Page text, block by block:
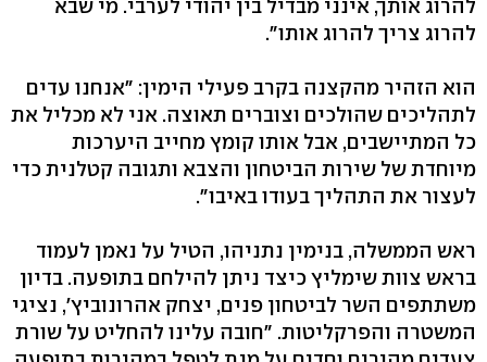
להרוג אותך, אינני מבדיל בין יהודי לערבי. מי שבא
להרוג צריך להרוג אותו".
הוא הזהיר מהקצנה בקרב פעילי הימין: "אנחנו עדים
לתהליכים שהולכים וצוברים תאוצה. אני לא מכליל את
כל המתיישבים, אבל אותו קומץ מחייב היערכות
מיוחדת של שירות הביטחון והצבא ותגובה קטלנית כדי
לעצור את התהליך בעודו באיבו".
ראש הממשלה, בנימין נתניהו, הטיל על נאמן לעמוד
בראש צוות שימליץ כיצד ניתן להילחם בתופעה. בדיון
משתתפים השר לביטחון פנים, יצחק אהרונוביץ', נציגי
המשטרה והפרקליטות. "חובה עלינו להחליט על שורת